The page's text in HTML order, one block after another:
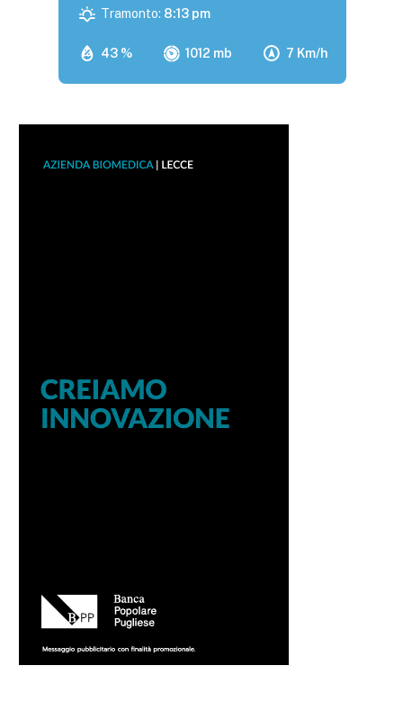
43 % 1012 mb 7 Km/h
Tramonto: 8:13 pm